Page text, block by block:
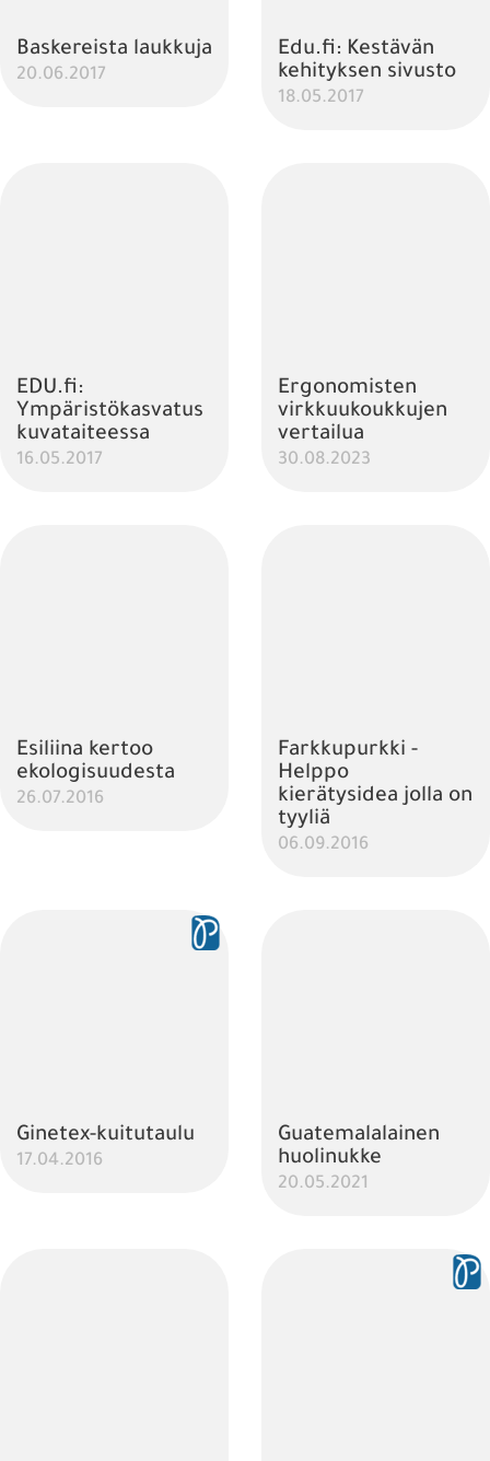
Baskereista laukkuja
20.06.2017
Edu.fi: Kestävän
kehityksen sivusto
18.05.2017
EDU.fi:
Ympäristökasvatus
kuvataiteessa
16.05.2017
Ergonomisten
virkkuukoukkujen
vertailua
30.08.2023
Esiliina kertoo
ekologisuudesta
26.07.2016
Farkkupurkki -
Helppo
kierätysidea jolla on
tyyliä
06.09.2016
Ginetex-kuitutaulu
17.04.2016
Guatemalalainen
huolinukke
20.05.2021